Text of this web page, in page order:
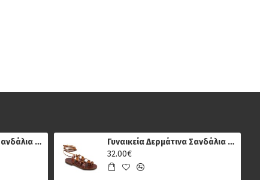
Γυναικεία Δερμάτινα Σανδάλια Μπότες Sparta 482, Πολύχρωμο Μεταλλικό
Γυναικεία Δερμάτινα Σανδάλια Κούρος και Ίρις 71, Καφέ
32.00€